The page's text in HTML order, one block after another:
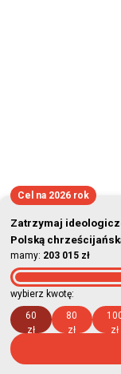
Cel na 2026 rok
Zatrzymaj
Polską
mamy: 203 015 zł
wybierz kwotę:
60
zł
80
zł
zł